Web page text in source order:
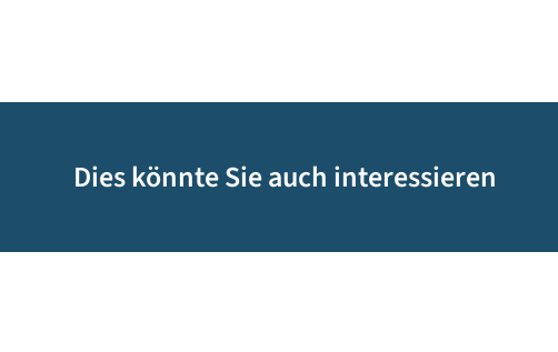
Dies könnte Sie auch interessieren